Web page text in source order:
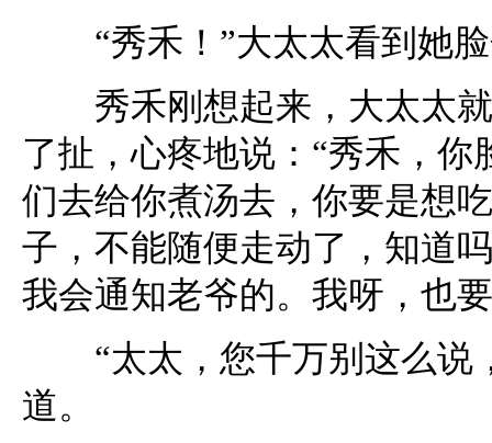
“秀禾！”大太太看到她脸
秀禾刚想起来，大太太就
了扯，心疼地说：“秀禾，
们去给你煮汤去，你要是想
子，不能随便走动了，知道
我会通知老爷的。我呀，也
“太太，您千万别这么说
道。